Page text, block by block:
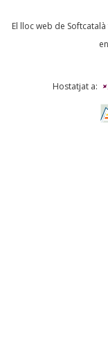
Què proposeu?
Comentari *
El lloc web de
Hostatjat a: